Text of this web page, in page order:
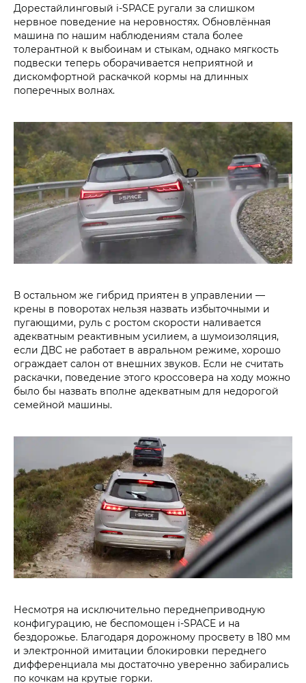
Дорестайлинговый i‑SPACE ругали за слишком
нервное поведение на неровностях. Обновлённая
машина по нашим наблюдениям стала более
толерантной к выбоинам и стыкам, однако мягкость
подвески теперь оборачивается неприятной и
дискомфортной раскачкой кормы на длинных
поперечных волнах.
В остальном же гибрид приятен в управлении —
крены в поворотах нельзя назвать избыточными и
пугающими, руль с ростом скорости наливается
адекватным реактивным усилием, а шумоизоляция,
если ДВС не работает в авральном режиме, хорошо
ограждает салон от внешних звуков. Если не считать
раскачки, поведение этого кроссовера на ходу можно
было бы назвать вполне адекватным для недорогой
семейной машины.
Несмотря на исключительно переднеприводную
конфигурацию, не беспомощен i‑SPACE и на
бездорожье. Благодаря дорожному просвету в 180 мм
и электронной имитации блокировки переднего
дифференциала мы достаточно уверенно забирались
по кочкам на крутые горки.